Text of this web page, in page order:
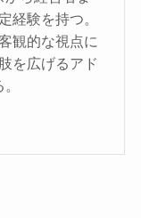
経験を持つ。
観的な視点に
を広げるアド